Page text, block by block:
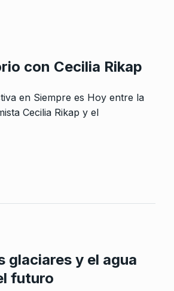
con Cecilia Rikap
en Siempre es Hoy entre la
Cecilia Rikap y el
glaciares y el agua
futuro